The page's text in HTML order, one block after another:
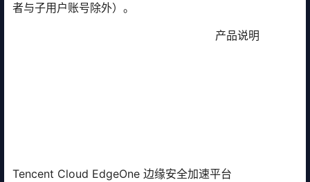
者与子用户账号除外）。
产品说明
Tencent Cloud EdgeOne 边缘安全加速平台